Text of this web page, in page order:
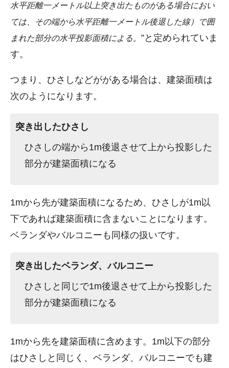
水平距離一メートル以上突き出たものがある場合におい
ては、その端から水平距離一メートル後退した線）で囲
まれた部分の水平投影面積による。
と定められていま
す。
つまり、ひさしなどががある場合は、建築面積は
次のようになります。
突き出したひさし
ひさしの端から1m後退させて上から投影した
部分が建築面積になる
1mから先が建築面積になるため、ひさしが1m以
下であれば建築面積に含まないことになります。
ベランダやバルコニーも同様の扱いです。
突き出したベランダ、バルコニー
ひさしと同じで1m後退させて上から投影した
部分が建築面積になる
1mから先を建築面積に含めます。1m以下の部分
はひさしと同じく、ベランダ、バルコニーでも建